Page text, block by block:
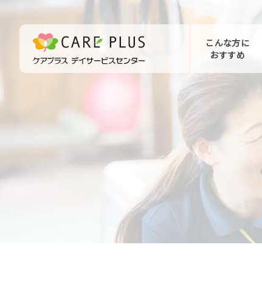
こんな方に
おすすめ
お問い合わせ